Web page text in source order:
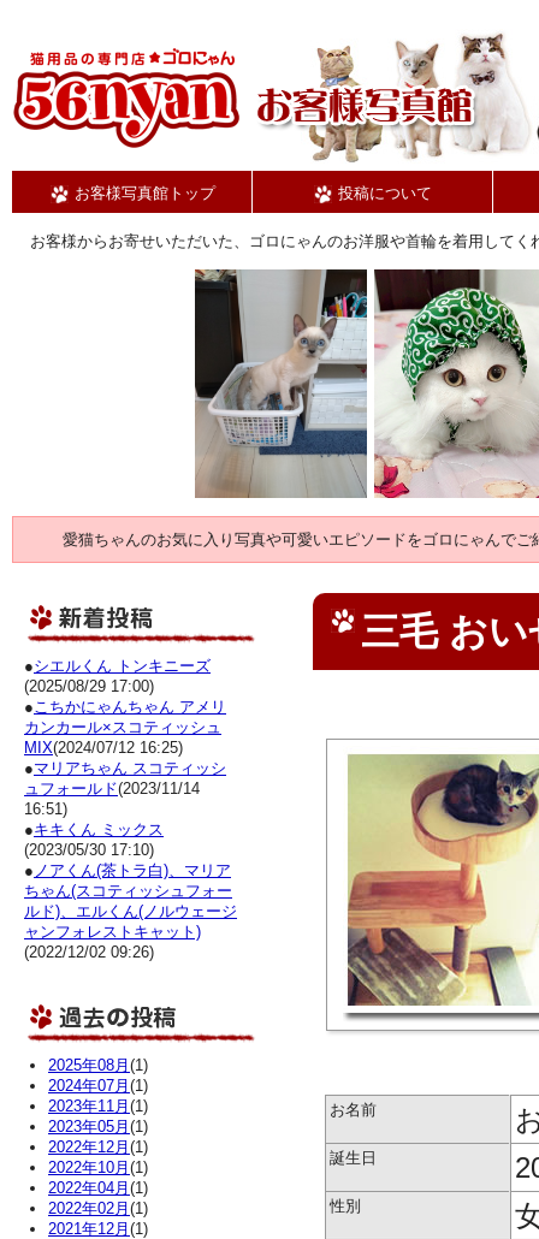
お客様写真館トップ 投稿について
お客様からお寄せいただいた、ゴロにゃんのお洋服や首輪を着用して
愛猫ちゃんのお気に入り写真や可愛いエピソードをゴロにゃんで
三毛 お
お名前
誕生日
性別
●シエルくん トンキニーズ
(2025/08/29 17:00)
●こちかにゃんちゃん アメリ
カンカール×スコティッシュ
MIX(2024/07/12 16:25)
●マリアちゃん スコティッシ
ュフォールド(2023/11/14
16:51)
●キキくん ミックス
(2023/05/30 17:10)
● ノアくん(茶トラ白)、マリア
ちゃん(スコティッシュフォー
ルド)、エルくん(ノルウェージ
ャンフォレストキャット)
(2022/12/02 09:26)
2025年08月 (1)
2024年07月 (1)
2023年11月 (1)
2023年05月 (1)
2022年12月 (1)
2022年10月 (1)
2022年04月 (1)
2022年02月 (1)
2021年12月 (1)